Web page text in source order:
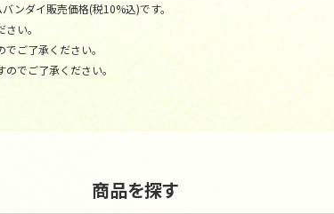
ンダイ販売価格(税10%込)です。
い。
ご了承ください。
でご了承ください。
商品を探す